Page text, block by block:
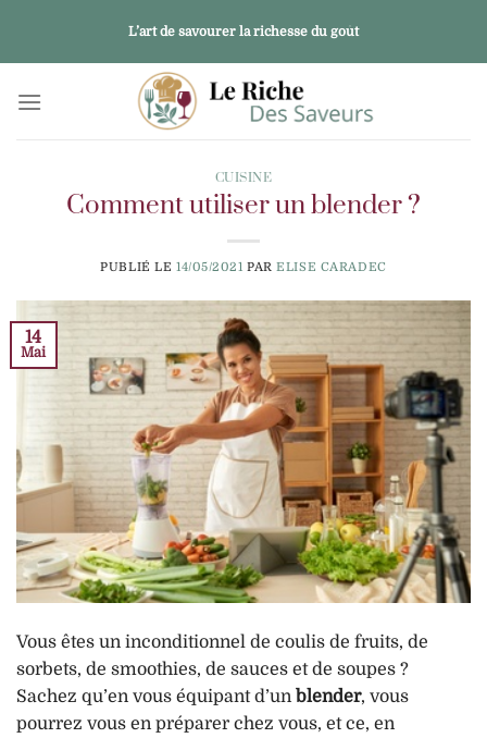
contenu
L’art de savourer la richesse du goût
CUISINE
Comment utiliser un blender ?
PUBLIÉ LE 14/05/2021 PARELISE CARADEC
14
Mai
Vous êtes un inconditionnel de coulis de fruits, de
sorbets, de smoothies, de sauces et de soupes ?
Sachez qu’en vous équipant d’un blender, vous
pourrez vous en préparer chez vous, et ce, en